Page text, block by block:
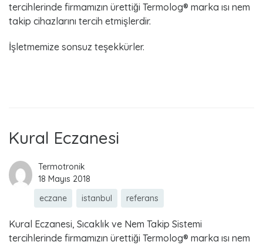
tercihlerinde firmamızın ürettiği Termolog® marka ısı nem
takip cihazlarını tercih etmişlerdir.
İşletmemize sonsuz teşekkürler.
Kural Eczanesi
Termotronik
18 Mayıs 2018
eczane
istanbul referans
Kural Eczanesi, Sıcaklık ve Nem Takip Sistemi
tercihlerinde firmamızın ürettiği Termolog® marka ısı nem